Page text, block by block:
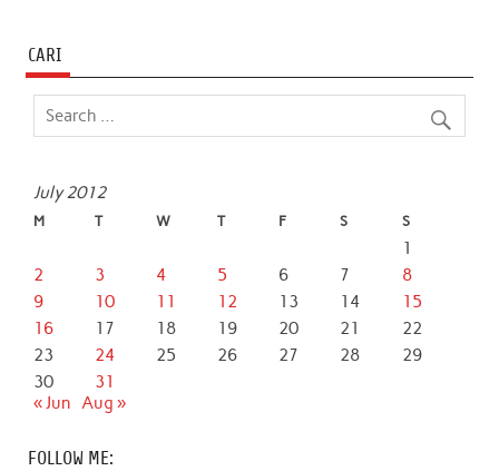
CARI
July 2012
M T W T F S S
1
2
3 4 5 6 7
8
9
10 11 12 13 14
15
16
17 18 19 20 21
22
23
24 25 26 27 28
29
30
31
« Jun Aug »
FOLLOW ME: